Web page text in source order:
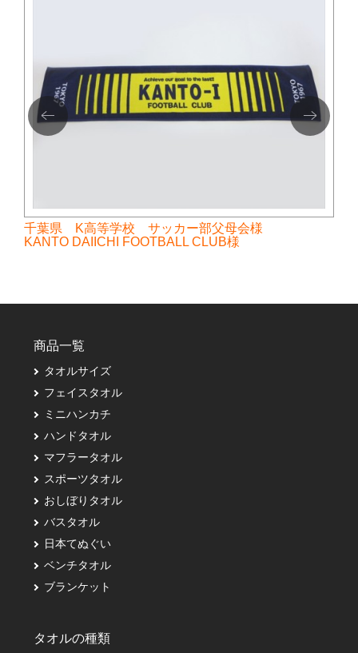
千葉県 K高等学校 サッカー部父母会様
KANTO DAIICHI FOOTBALL CLUB様
商品一覧
タオルサイズ
フェイスタオル
ミニハンカチ
ハンドタオル
マフラータオル
スポーツタオル
おしぼりタオル
バスタオル
日本てぬぐい
ベンチタオル
ブランケット
タオルの種類